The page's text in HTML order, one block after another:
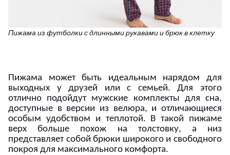
Пижама из футболки с длинными рукавами и брюк в клетку
Пижама может быть идеальным нарядом для
выходных у друзей или с семьей. Для этого
отлично подойдут мужские комплекты для сна,
доступные в версии из велюра, и отличающиеся
особым удобством и теплотой. В такой пижаме
верх больше похож на толстовку, а низ
представляет собой брюки широкого и свободного
покроя для максимального комфорта.